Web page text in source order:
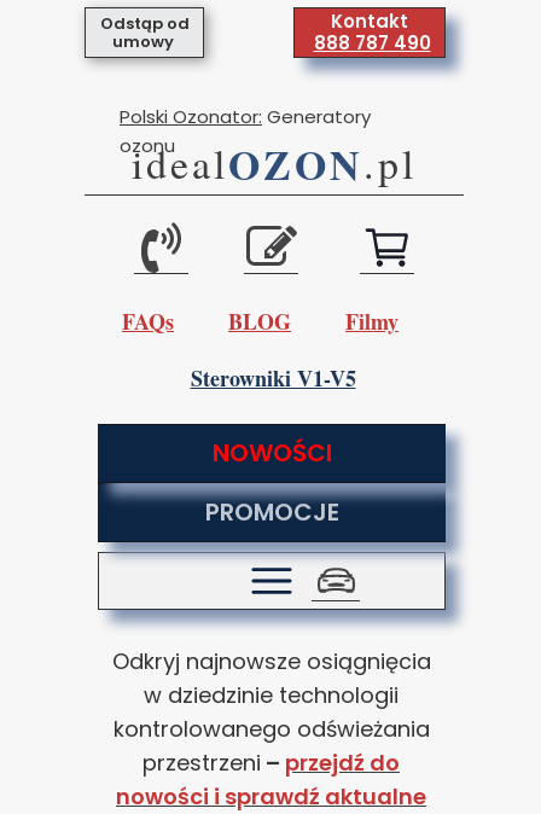
Odstąp od
umowy
NOWOŚCI
PROMOCJE
Kontakt
888 787 490
FAQs BLOG Filmy
idealOZON.pl
Polski Ozonator: Generatory
ozonu
Sterowniki V1-V5
Odkryj najnowsze osiągnięcia
w dziedzinie technologii
kontrolowanego odświeżania
przestrzeni – przejdź do
nowości i sprawdź aktualne